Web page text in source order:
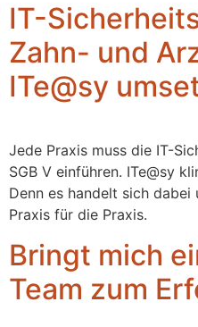
IT-
Zahn- und
ITe@sy
Jede Praxis muss die IT-
SGB V einführen. ITe@sy
Denn es handelt sich
Praxis für die Praxis.
Bringt mich
Team zum